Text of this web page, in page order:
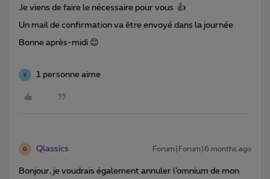
Je viens de faire le nécessaire pour vous 👍
Un mail de confirmation va être envoyé dans la journée
Bonne après-midi 😊
K 1 personne aime
Q Qlassics Forum|Forum|6 months ago
Bonjour, je voudrais également annuler l’omnium de mon